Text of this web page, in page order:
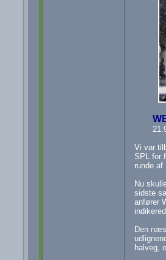
Vi var
SPL for
runde af
Nu
sidste
anfører
Den
halveg,